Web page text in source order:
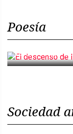
Poesía
El descenso
Sociedad